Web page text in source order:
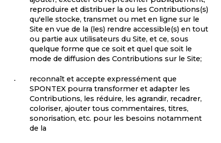
reproduire et distribuer la ou les Contributions(s)
qu'elle stocke, transmet ou met en ligne sur le
Site en vue de la (les) rendre accessible(s) en tout
ou partie aux utilisateurs du Site, et ce, sous
quelque forme que ce soit et quel que soit le
mode de diffusion des Contributions sur le Site;
reconnaît et accepte expressément que
SPONTEX pourra transformer et adapter les
Contributions, les réduire, les agrandir, recadrer,
coloriser, ajouter tous commentaires, titres,
sonorisation, etc. pour les besoins notamment
de la